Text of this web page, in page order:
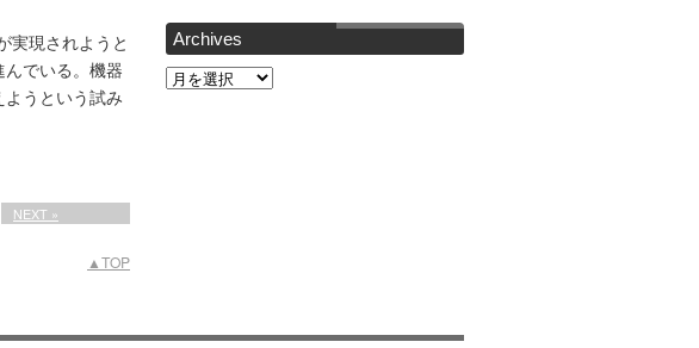
実現されようと
でいる。機器
うという試み
NEXT »
▲TOP
Archives
Archives